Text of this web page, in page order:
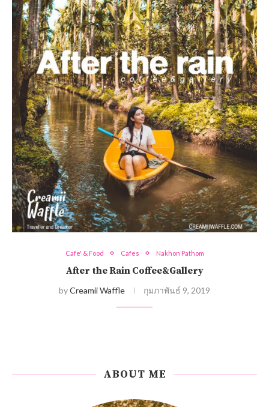
Cafe' & Food Cafes Nakhon Pathom
After the Rain Coffee&Gallery
byCreamii Waffle กุมภาพันธ์ 9, 2019
ABOUT ME